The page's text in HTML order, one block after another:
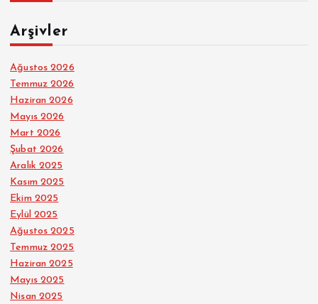
Arşivler
Ağustos 2026
Temmuz 2026
Haziran 2026
Mayıs 2026
Mart 2026
Şubat 2026
Aralık 2025
Kasım 2025
Ekim 2025
Eylül 2025
Ağustos 2025
Temmuz 2025
Haziran 2025
Mayıs 2025
Nisan 2025